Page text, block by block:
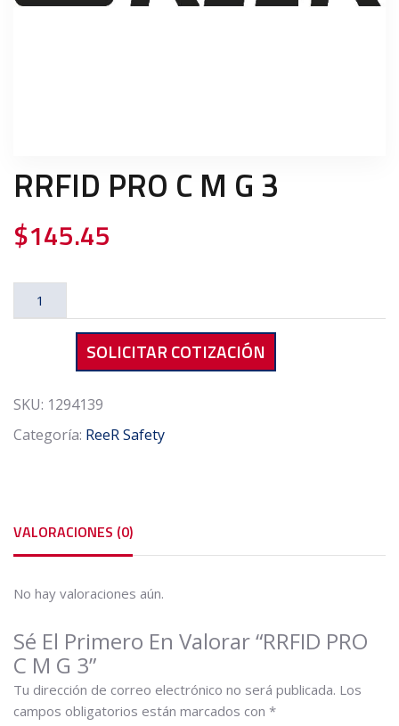
RRFID PRO C M G 3
$145.45
RRFID
3
SOLICITAR COTIZACIÓN
SKU: 1294139
Categoría: ReeR Safety
VALORACIONES (0)
No hay valoraciones aún.
Sé El Primero En Valorar “RRFID PRO
C M G 3”
Tu dirección de correo electrónico no será publicada. Los
campos obligatorios están marcados con *